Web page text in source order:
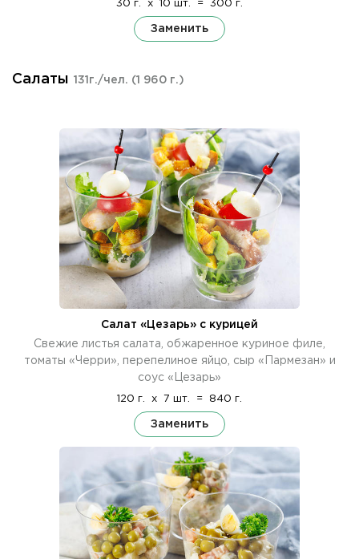
30 г. x 10 шт. = 300 г.
Заменить
Салаты 131г./чел. (1 960 г.)
Салат «Цезарь» с курицей
Свежие листья салата, обжаренное куриное филе,
томаты «Черри», перепелиное яйцо, сыр «Пармезан» и
соус «Цезарь»
120 г. x 7 шт. = 840 г.
Заменить